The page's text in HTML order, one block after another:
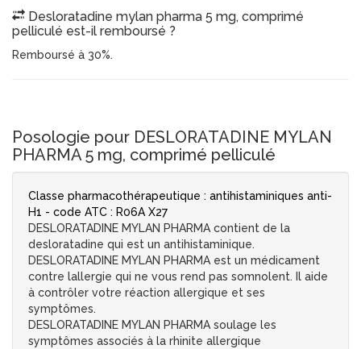
Desloratadine mylan pharma 5 mg, comprimé
pelliculé est-il remboursé ?
Remboursé à 30%.
Posologie pour DESLORATADINE MYLAN
PHARMA 5 mg, comprimé pelliculé
Classe pharmacothérapeutique : antihistaminiques anti-
H1 - code ATC : R06A X27
DESLORATADINE MYLAN PHARMA contient de la
desloratadine qui est un antihistaminique.
DESLORATADINE MYLAN PHARMA est un médicament
contre lallergie qui ne vous rend pas somnolent. Il aide
à contrôler votre réaction allergique et ses
symptômes.
DESLORATADINE MYLAN PHARMA soulage les
symptômes associés à la rhinite allergique